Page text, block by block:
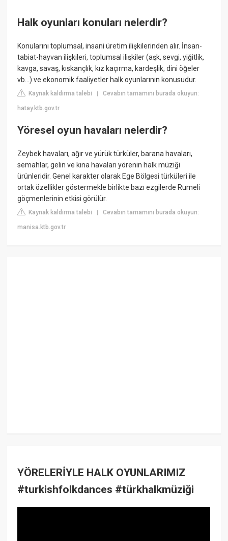
Halk oyunları konuları nelerdir?
Konularını toplumsal, insani üretim ilişkilerinden alır. İnsan-
tabiat-hayvan ilişkileri, toplumsal ilişkiler (aşk, sevgi, yiğitlik,
kavga, savaş, kıskançlık, kız kaçırma, kardeşlik, dini öğeler
vb...) ve ekonomik faaliyetler halk oyunlarının konusudur.
Kaynak kaldırma talebi |Cevabın tamamını burada okuyun:
hatay.ktb.gov.tr
Yöresel oyun havaları nelerdir?
Zeybek havaları, ağır ve yürük türküler, barana havaları,
semahlar, gelin ve kına havaları yörenin halk müziği
ürünleridir. Genel karakter olarak Ege Bölgesi türküleri ile
ortak özellikler göstermekle birlikte bazı ezgilerde Rumeli
göçmenlerinin etkisi görülür.
Kaynak kaldırma talebi |Cevabın tamamını burada okuyun:
manisa.ktb.gov.tr
YÖRELERİYLE HALK OYUNLARIMIZ
#turkishfolkdances #türkhalkmüziği